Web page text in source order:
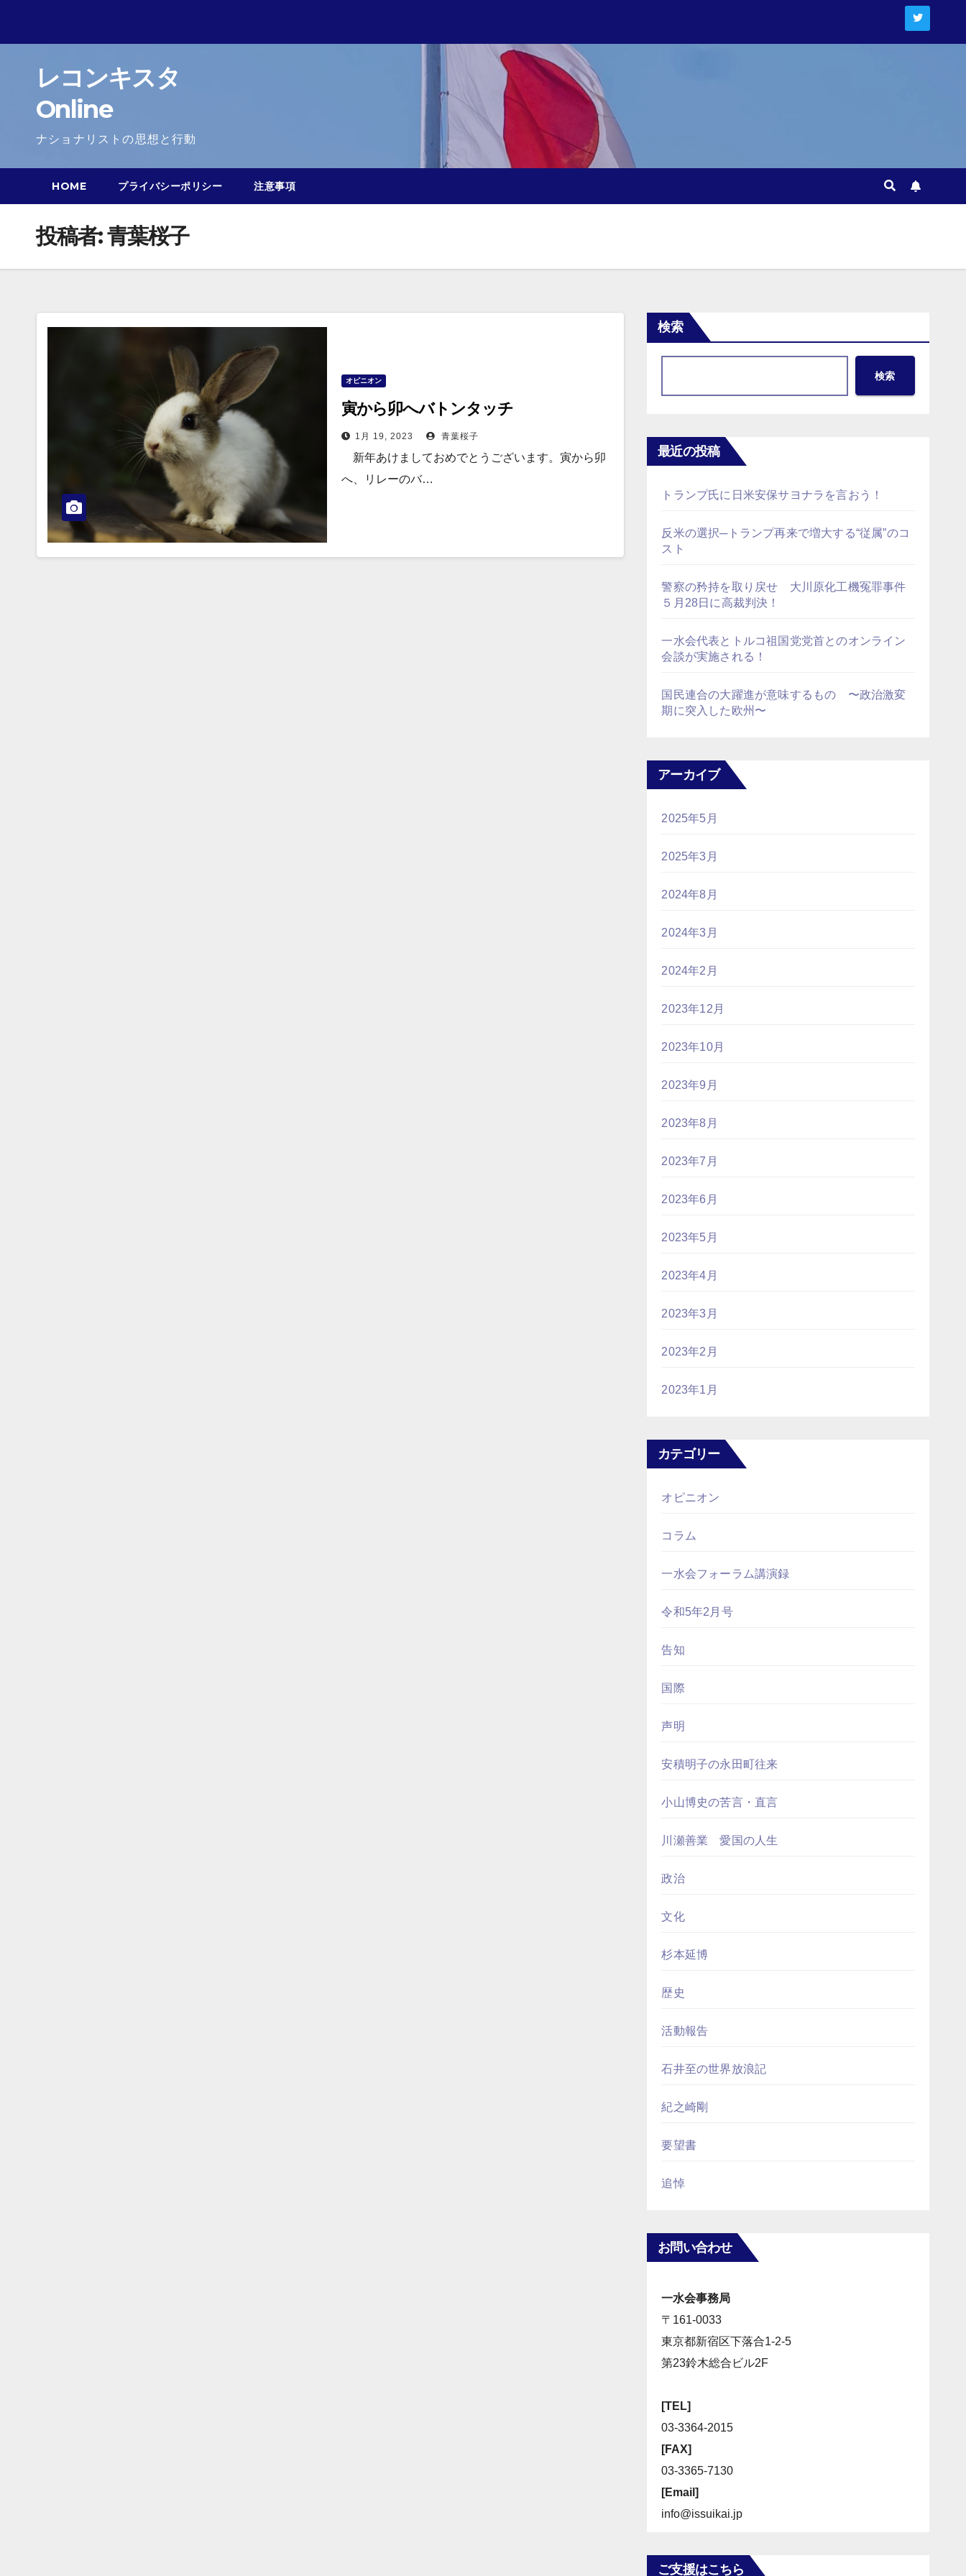
レコンキスタ
Online
ナショナリストの思想と行動
HOME プライバシーポリシー 注意事項
投稿者:青葉桜子
オピニオン
寅から卯へバトンタッチ
1月 19, 2023 青葉桜子
新年あけましておめでとうございます。寅から卯
へ、リレーのバ…
検索
検索
最近の投稿
トランプ氏に日米安保サヨナラを言おう！
反米の選択─トランプ再来で増大する“従属”のコ
スト
警察の矜持を取り戻せ 大川原化工機冤罪事件
５月28日に高裁判決！
一水会代表とトルコ祖国党党首とのオンライン
会談が実施される！
国民連合の大躍進が意味するもの 〜政治激変
期に突入した欧州〜
アーカイブ
2025年5月
2025年3月
2024年8月
2024年3月
2024年2月
2023年12月
2023年10月
2023年9月
2023年8月
2023年7月
2023年6月
2023年5月
2023年4月
2023年3月
2023年2月
2023年1月
カテゴリー
オピニオン
コラム
一水会フォーラム講演録
令和5年2月号
告知
国際
声明
安積明子の永田町往来
小山博史の苦言・直言
川瀬善業 愛国の人生
政治
文化
杉本延博
歴史
活動報告
石井至の世界放浪記
紀之崎剛
要望書
追悼
お問い合わせ
一水会事務局
〒161-0033
東京都新宿区下落合1-2-5
第23鈴木総合ビル2F
[TEL]
03-3364-2015
[FAX]
03-3365-7130
[Email]
info@issuikai.jp
ご支援はこちら